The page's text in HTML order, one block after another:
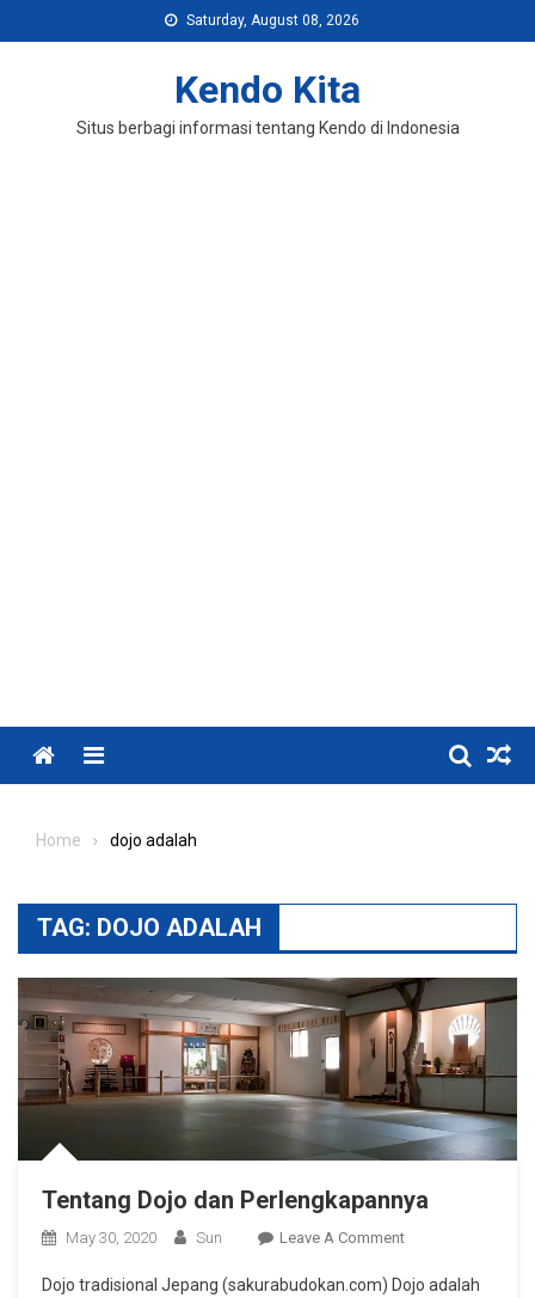
to
Saturday, August 08, 2026
Kendo Kita
Situs berbagi informasi tentang Kendo di Indonesia
Menu
Home dojo adalah
TAG: DOJO ADALAH
Tentang Dojo dan Perlengkapannya
May 30, 2020 Sun Leave A CommentOn
Dojo
Dojo tradisional Jepang (sakurabudokan.com) Dojo adalah